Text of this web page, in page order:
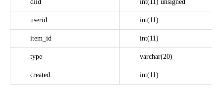
diid int(11) unsigned
userid int(11)
item_id int(11)
type varchar(20)
created int(11)